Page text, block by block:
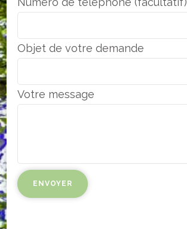
Objet de votre demande
Votre message